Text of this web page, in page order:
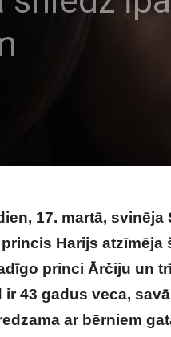
17. martā, svinēja
Harijs
princi Ārčiju un
43 gadus veca,
ar bērniem